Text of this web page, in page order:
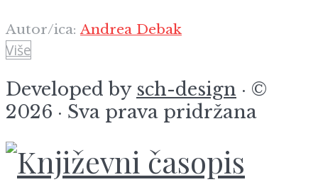
Autor/ica: Andrea Debak
Više
Developed by sch-design · ©
2026 · Sva prava pridržana